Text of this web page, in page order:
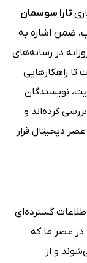
تارا سوسمان
ضمن اشاره به
در رسانه‌های
راهکارهایی
نویسندگان
کرده‌اند و
دیجیتال قرار
گسترده‌ای
در عصر ما که
و از